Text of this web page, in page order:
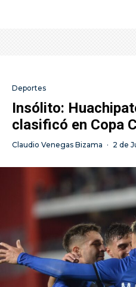
Deportes
Insólito:
clasificó en Copa
Claudio Venegas Bizama · 2 de